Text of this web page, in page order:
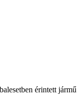
érintett jármű